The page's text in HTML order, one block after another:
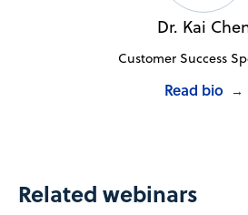
Dr. Kai
Customer Success
Read bio →
Related webinars